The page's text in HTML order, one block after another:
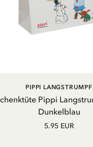
IN DEN WARENKORB
Pippi
Dunkelblau
PIPPI LANGSTRUMPF
5.95 EUR